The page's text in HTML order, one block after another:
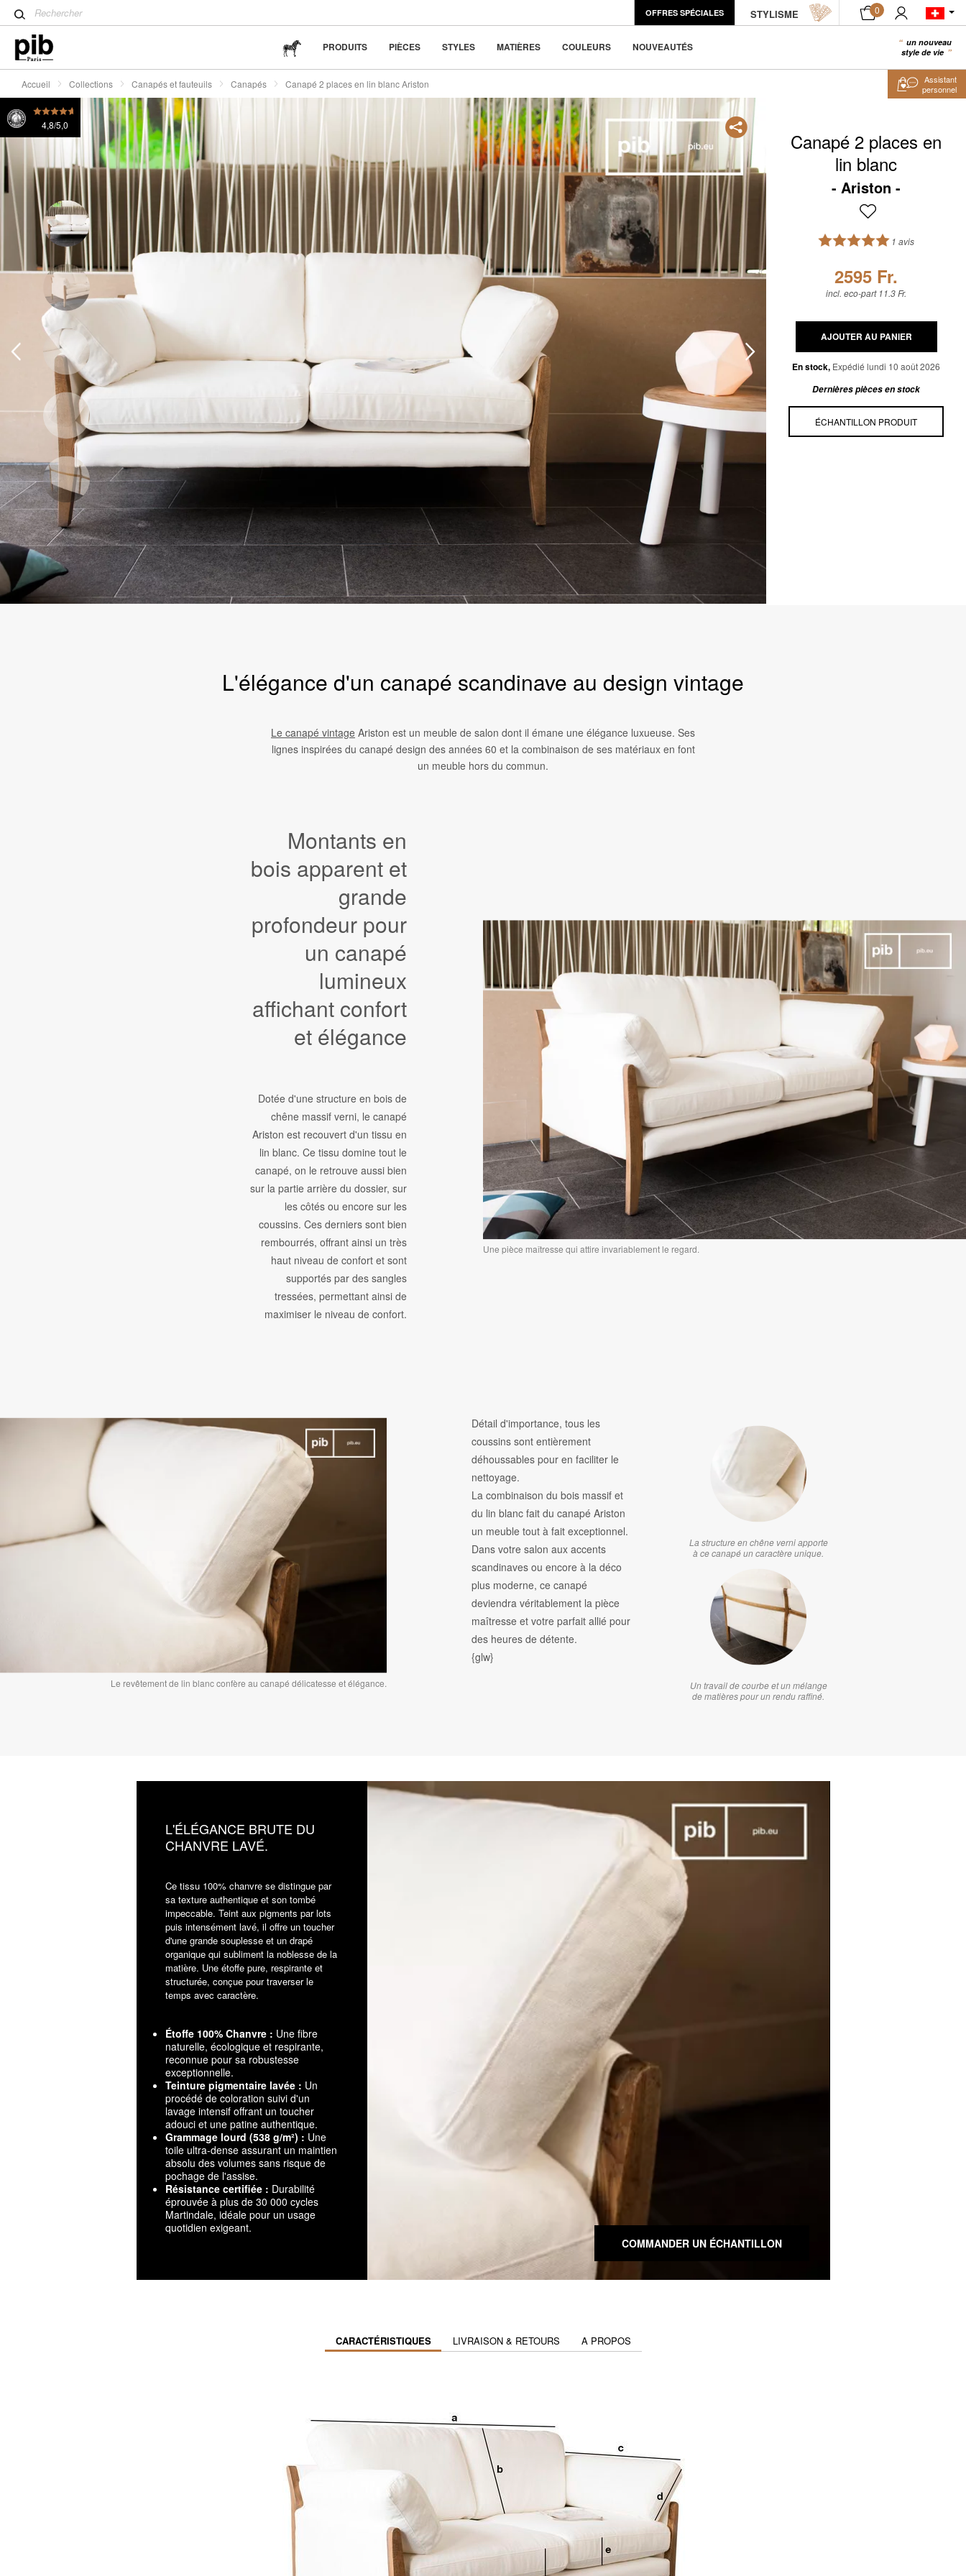
OFFRES SPÉCIALES STYLISME 0
Wabi-Sabi : L'art de trouver la beauté dans la
PRODUITS PIÈCES STYLES MATIÈRES COULEURS NOUVEAUTÉS
un nouveau
style de vie
Canapé 2 places en lin blanc Ariston ÉCHANTILLON PRODUIT AJOUTER AU PANIER
Accueil Collections Canapés et fauteuils Canapés Canapé 2 places en lin blanc Ariston
Canapé 2 places en
lin blanc
Ariston
1 avis
2595 Fr.
incl. eco-part 11.3 Fr.
AJOUTER AU PANIER
En stock, Expédié lundi 10 août 2026
Dernières pièces en stock
ÉCHANTILLON PRODUIT
L'élégance d'un canapé scandinave au design vintage
Le canapé vintage Ariston est un meuble de salon dont il émane une élégance luxueuse. Ses
lignes inspirées du canapé design des années 60 et la combinaison de ses matériaux en font
un meuble hors du commun.
Une pièce maîtresse qui attire invariablement le regard.
Montants en
bois apparent et
grande
profondeur pour
un canapé
lumineux
affichant confort
et élégance
Dotée d'une structure en bois de
chêne massif verni, le canapé
Ariston est recouvert d'un tissu en
lin blanc. Ce tissu domine tout le
canapé, on le retrouve aussi bien
sur la partie arrière du dossier, sur
les côtés ou encore sur les
coussins. Ces derniers sont bien
rembourrés, offrant ainsi un très
haut niveau de confort et sont
supportés par des sangles
tressées, permettant ainsi de
maximiser le niveau de confort.
Le revêtement de lin blanc confère au canapé délicatesse et élégance.
Détail d'importance, tous les
coussins sont entièrement
déhoussables pour en faciliter le
nettoyage.
La combinaison du bois massif et
du lin blanc fait du canapé Ariston
un meuble tout à fait exceptionnel.
Dans votre salon aux accents
scandinaves ou encore à la déco
plus moderne, ce canapé
deviendra véritablement la pièce
maîtresse et votre parfait allié pour
des heures de détente.
{glw}
La structure en chêne verni apporte
à ce canapé un caractère unique.
Un travail de courbe et un mélange
de matières pour un rendu raffiné.
L'ÉLÉGANCE BRUTE DU
CHANVRE LAVÉ.
Ce tissu 100% chanvre se distingue par
sa texture authentique et son tombé
impeccable. Teint aux pigments par lots
puis intensément lavé, il offre un toucher
d'une grande souplesse et un drapé
organique qui subliment la noblesse de la
matière. Une étoffe pure, respirante et
structurée, conçue pour traverser le
temps avec caractère.
Étoffe 100% Chanvre : Une fibre
naturelle, écologique et respirante,
reconnue pour sa robustesse
exceptionnelle.
Teinture pigmentaire lavée : Un
procédé de coloration suivi d'un
lavage intensif offrant un toucher
adouci et une patine authentique.
Grammage lourd (538 g/m²) : Une
toile ultra-dense assurant un maintien
absolu des volumes sans risque de
pochage de l'assise.
Résistance certifiée : Durabilité
éprouvée à plus de 30 000 cycles
Martindale, idéale pour un usage
quotidien exigeant.
COMMANDER UN ÉCHANTILLON
CARACTÉRISTIQUES LIVRAISON & RETOURS A PROPOS
4,8/5,0
Assistant
personnel